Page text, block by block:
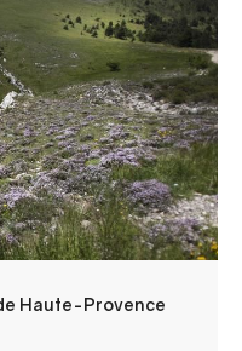
Haute-Provence
est labellisé pour la
du passé géologique
la plus grande réserve
Haute-Provence